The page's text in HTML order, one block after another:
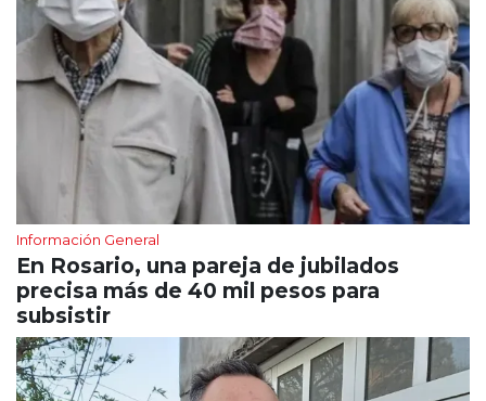
Información General
En Rosario, una pareja de jubilados
precisa más de 40 mil pesos para
subsistir